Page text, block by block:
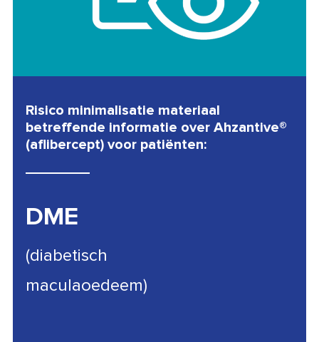
Risico minimalisatie materiaal
betreffende informatie over Ahzantive®
(aflibercept) voor patiënten:
DME
(diabetisch
maculaoedeem)